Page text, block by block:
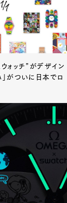
ォッチ”がデザイン
がついに日本でロ